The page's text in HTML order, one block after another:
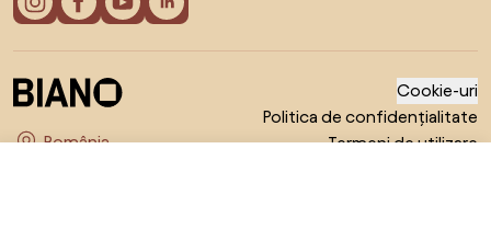
Cookie-uri
Politica de confidențialitate
Termeni de utilizare